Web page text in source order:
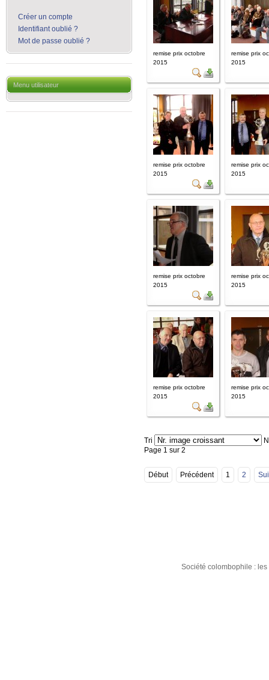
Créer un compte
Identifiant oublié ?
Mot de passe oublié ?
Menu utilisateur
remise prix octobre
2015
remise prix
2015
remise prix octobre
2015
remise prix
2015
remise prix octobre
2015
remise prix
2015
remise prix octobre
2015
remise prix
2015
Tri
Page 1 sur 2
Début Précédent 1 2
Société colombophile :